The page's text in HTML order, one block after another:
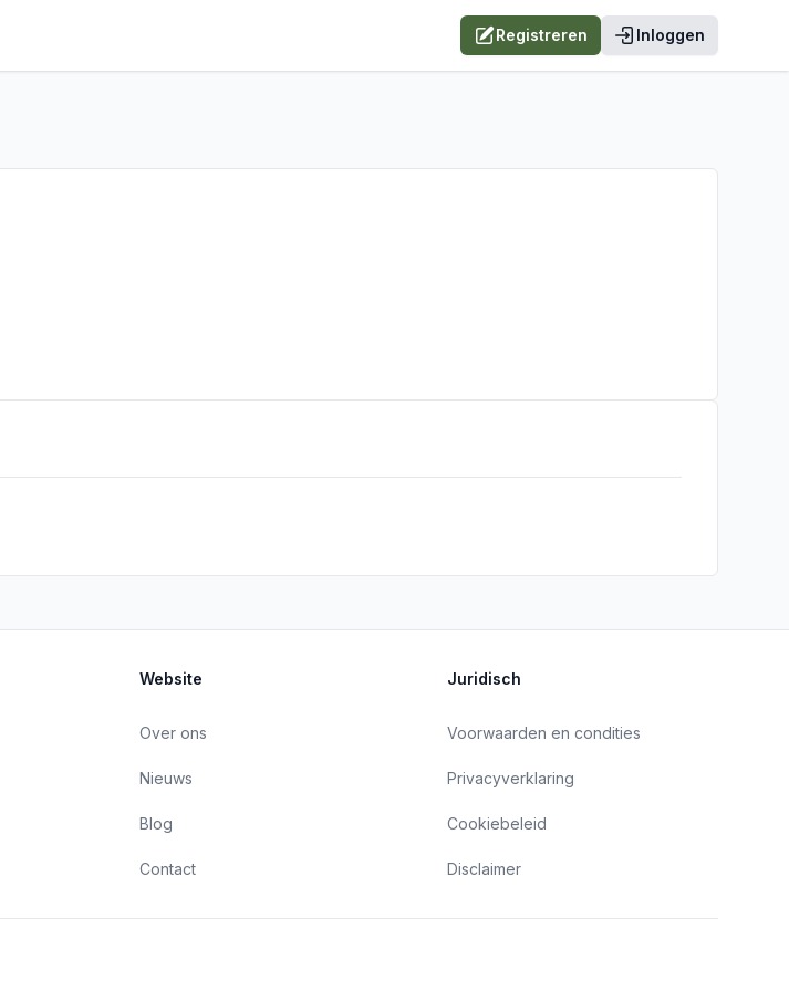
Registreren Inloggen
Website
Over ons
Nieuws
Blog
Contact
Juridisch
Voorwaarden en condities
Privacyverklaring
Cookiebeleid
Disclaimer